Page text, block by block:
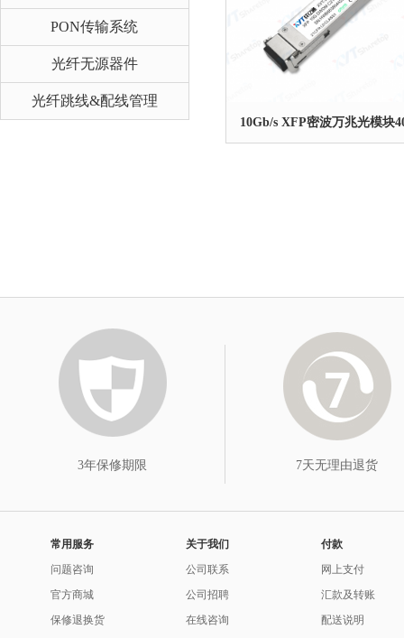
PON传输系统
光纤无源器件
光纤跳线&配线管理
10Gb/s XFP密波万兆光模块
3年保修期限 7天无理由退货
常用服务
问题咨询
官方商城
保修退换货
关于我们
公司联系
公司招聘
在线咨询
付款
网上支付
汇款及转账
配送说明